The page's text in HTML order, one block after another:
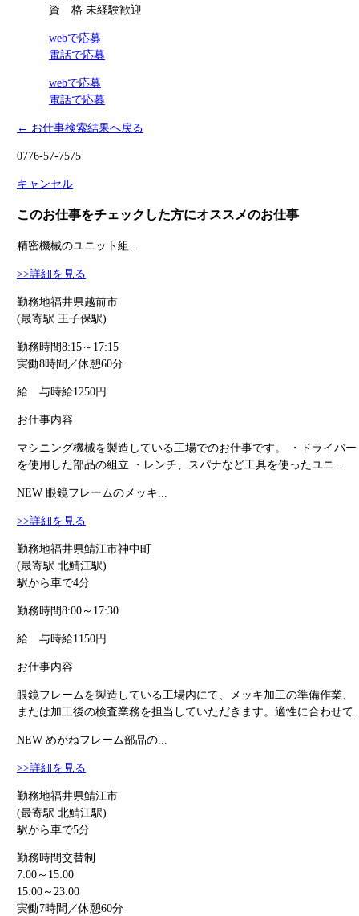
資 格 未経験歓迎
webで応募
電話で応募
webで応募
電話で応募
← お仕事検索結果へ戻る
0776-57-7575
キャンセル
このお仕事をチェックした方にオススメのお仕事
精密機械のユニット組...
>>詳細を見る
勤務地福井県越前市
(最寄駅 王子保駅)
勤務時間8:15～17:15
実働8時間／休憩60分
給 与時給1250円
お仕事内容
マシニング機械を製造している工場でのお仕事です。 ・ドライバー
を使用した部品の組立 ・レンチ、スパナなど工具を使ったユニ...
NEW眼鏡フレームのメッキ...
>>詳細を見る
勤務地福井県鯖江市神中町
(最寄駅 北鯖江駅)
駅から車で4分
勤務時間8:00～17:30
給 与時給1150円
お仕事内容
眼鏡フレームを製造している工場内にて、メッキ加工の準備作業、
または加工後の検査業務を担当していただきます。適性に合わせて
NEWめがねフレーム部品の...
>>詳細を見る
勤務地福井県鯖江市
(最寄駅 北鯖江駅)
駅から車で5分
勤務時間交替制
7:00～15:00
15:00～23:00
実働7時間／休憩60分